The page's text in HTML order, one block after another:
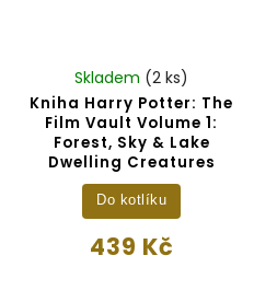
Kniha Harry Potter: The
Film Vault Volume 1:
Forest, Sky & Lake
Dwelling Creatures
Skladem (2 ks)
439 Kč
Do kotlíku